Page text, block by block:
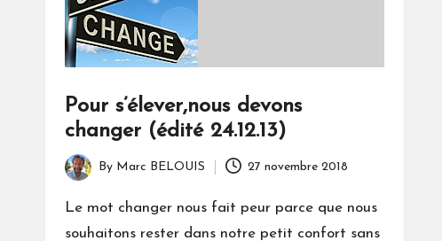
Pour s’élever,nous devons
changer (édité 24.12.13)
Posted
by
By Marc BELOUIS 27 novembre 2018
Le mot changer nous fait peur parce que nous
souhaitons rester dans notre petit confort sans